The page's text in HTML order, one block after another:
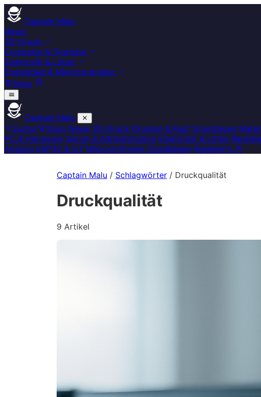
Captain Malu
News
3D-Druck
Computer & Systeme
Elektronik & Löten
Embedded & Mikrocontroller
Shop
Captain Malu
Suche
Shop News 3D-Druck Drucker & Kauf Grundlagen
PC & Hardware Server & Administration Elektronik & Löten
Arduino ESP32 & IoT Mikrocontroller Grundlagen Raspberry Pi
Captain Malu / Schlagwörter / Druckqualität
Druckqualität
9 Artikel